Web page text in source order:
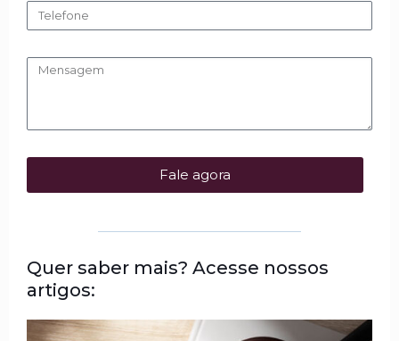
Fale agora
Quer saber mais? Acesse nossos
artigos: